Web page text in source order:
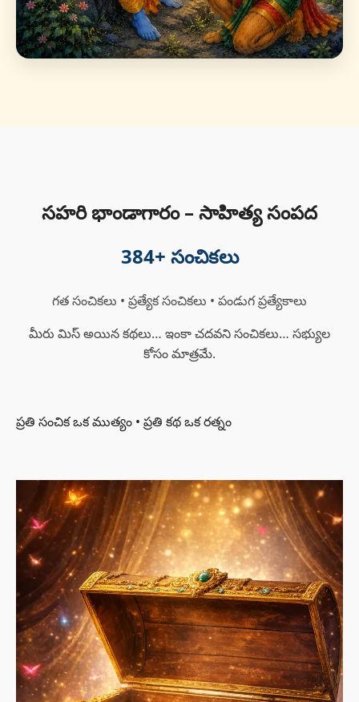
సహరి భాండాగారం – సాహిత్య సంపద
384+ సంచికలు
గత సంచికలు • ప్రత్యేక సంచికలు • పండుగ ప్రత్యేకాలు
మీరు మిస్ అయిన కథలు… ఇంకా చదవని సంచికలు… సభ్యుల
కోసం మాత్రమే.
ప్రతి సంచిక ఒక ముత్యం • ప్రతి కథ ఒక రత్నం